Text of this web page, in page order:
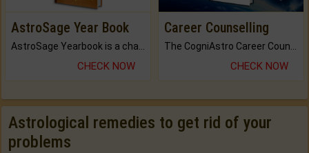
AstroSage Year Book
AstroSage Yearbook is a channel to fulfill your dreams and destiny.
CHECK NOW
Career Counselling
The CogniAstro Career Counselling Report is the most comprehensive report available on this topic.
CHECK NOW
Astrological remedies to get rid of your
problems